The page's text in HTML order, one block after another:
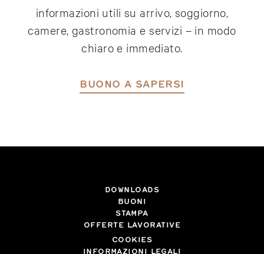
informazioni utili su arrivo, soggiorno,
camere, gastronomia e servizi – in modo
chiaro e immediato.
BUONO A SAPERSI
DOWNLOADS
BUONI
STAMPA
OFFERTE LAVORATIVE
COOKIES
INFORMAZIONI LEGALI